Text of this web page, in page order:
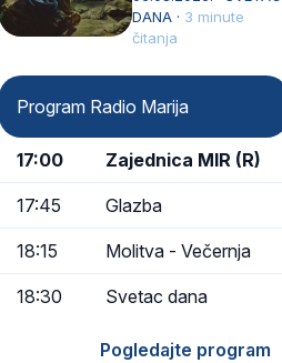
evanđelisti Matej,
Marko i Luka te sveti
DANA · 3 minute
čitanja
Program Radio Marija
17:00 Zajednica MIR (R)
17:45 Glazba
18:15 Molitva - Večernja
18:30 Svetac dana
Pogledajte program